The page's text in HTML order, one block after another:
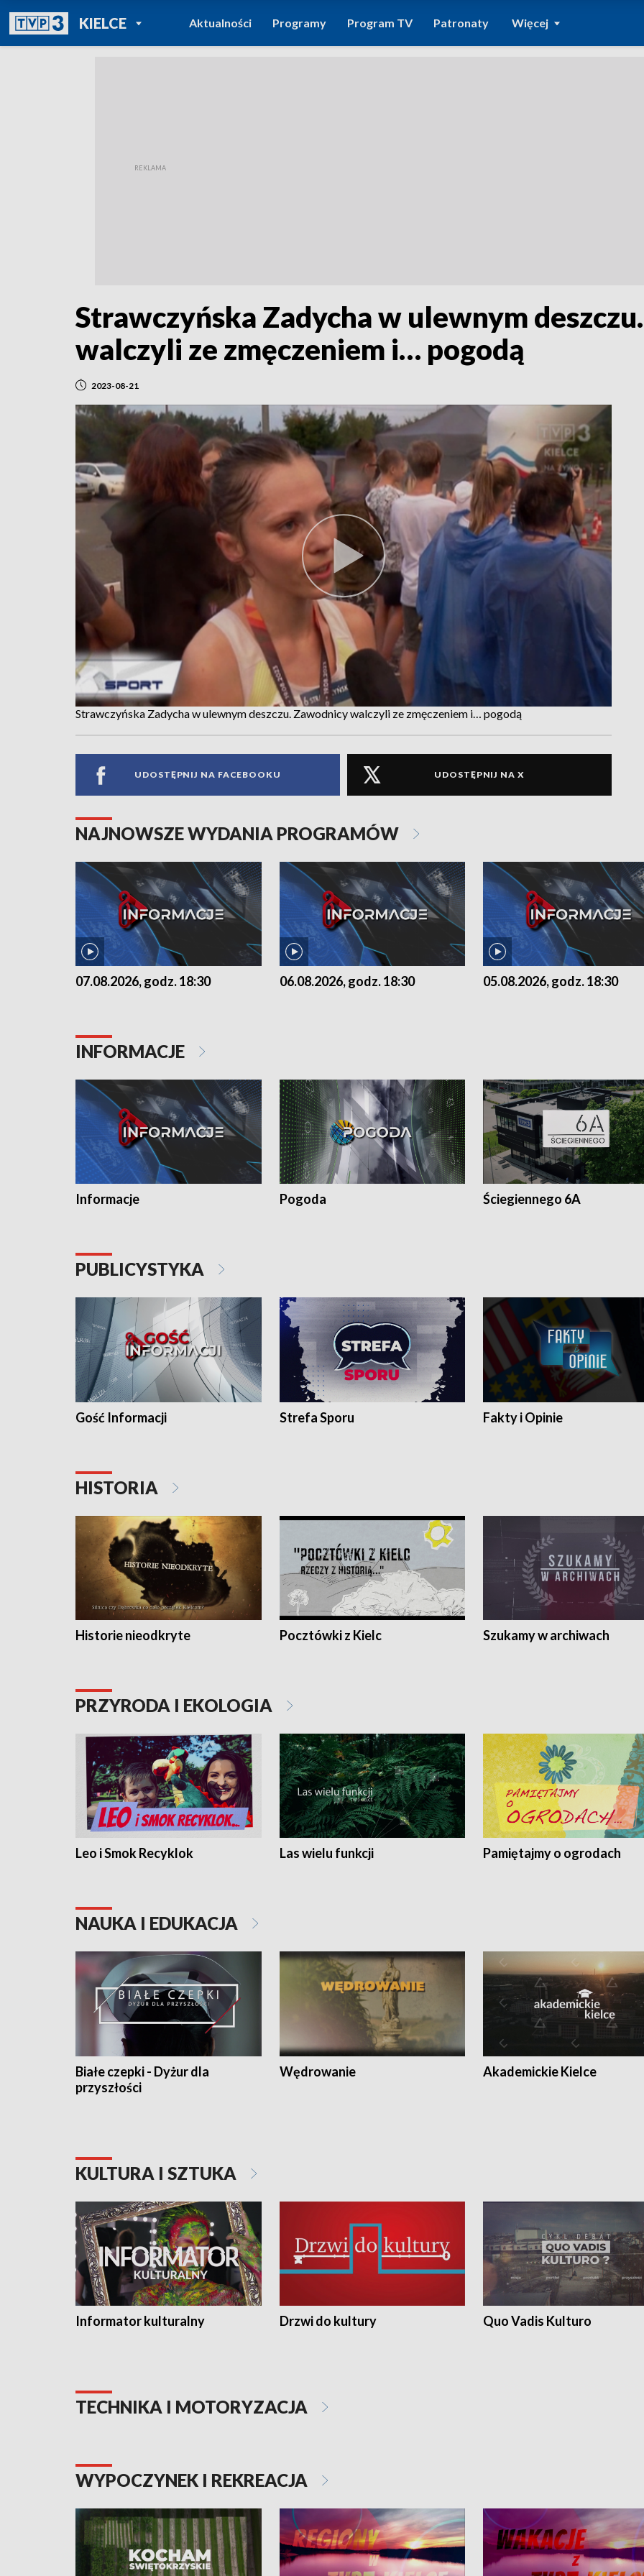
KIELCEPOWRÓT DO
TVP REGIONY
Aktualności Programy Program TV Patronaty Więcej
Strawczyńska Zadycha w ulewnym
walczyli ze zmęczeniem i… pogodą
2023-08-21
Strawczyńska Zadycha w ulewnym deszczu. Zawodnicy walczyli ze zmęczeniem i… pogodą
UDOSTĘPNIJ NA FACEBOOKU UDOSTĘPNIJ NA X
NAJNOWSZE WYDANIA PROGRAMÓW
07.08.2026, godz. 18:30 06.08.2026, godz. 18:30 05.08.2026, godz. 18:30
INFORMACJE
Informacje Pogoda Ściegiennego 6A
PUBLICYSTYKA
Gość Informacji Strefa Sporu Fakty i Opinie
HISTORIA
Historie nieodkryte Pocztówki z Kielc Szukamy w archiwach
PRZYRODA I EKOLOGIA
Leo i Smok Recyklok Las wielu funkcji Pamiętajmy o ogrodach
NAUKA I EDUKACJA
Białe czepki - Dyżur dla
przyszłości
Wędrowanie Akademickie Kielce
KULTURA I SZTUKA
Informator kulturalny Drzwi do kultury Quo Vadis Kulturo
TECHNIKA I MOTORYZACJA
WYPOCZYNEK I REKREACJA